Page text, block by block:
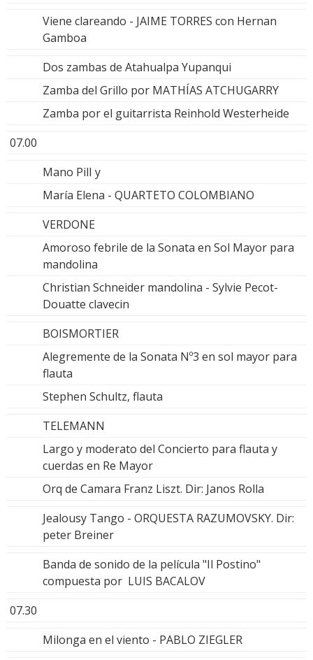
Viene clareando - JAIME TORRES con Hernan
Gamboa
Dos zambas de Atahualpa Yupanqui
Zamba del Grillo por MATHÍAS ATCHUGARRY
Zamba por el guitarrista Reinhold Westerheide
07.00
Mano PilI y
María Elena - QUARTETO COLOMBIANO
VERDONE
Amoroso febrile de la Sonata en Sol Mayor para
mandolina
Christian Schneider mandolina - Sylvie Pecot-
Douatte clavecin
BOISMORTIER
Alegremente de la Sonata Nº3 en sol mayor para
flauta
Stephen Schultz, flauta
TELEMANN
Largo y moderato del Concierto para flauta y
cuerdas en Re Mayor
Orq de Camara Franz Liszt. Dir: Janos Rolla
Jealousy Tango - ORQUESTA RAZUMOVSKY. Dir:
peter Breiner
Banda de sonido de la película "Il Postino"
compuesta por LUIS BACALOV
07.30
Milonga en el viento - PABLO ZIEGLER